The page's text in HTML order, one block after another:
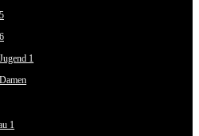
1
1